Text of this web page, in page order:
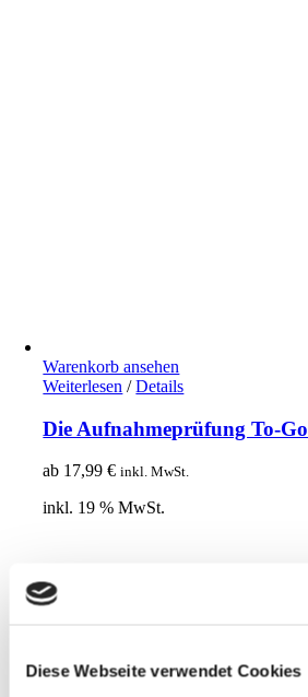
Diese Webseite verwendet Cookies
Warenkorb ansehen
Weiterlesen / Details
Die Aufnahmeprüfung To-Go
ab 17,99€ inkl. MwSt.
inkl. 19 % MwSt.